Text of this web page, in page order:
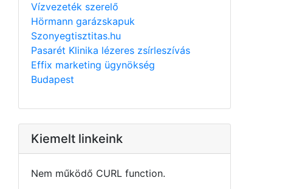
Vízvezeték szerelő
Hörmann garázskapuk
Szonyegtisztitas.hu
Pasarét Klinika lézeres zsírleszívás
Effix marketing ügynökség
Budapest
Kiemelt linkeink
Nem működő CURL function.